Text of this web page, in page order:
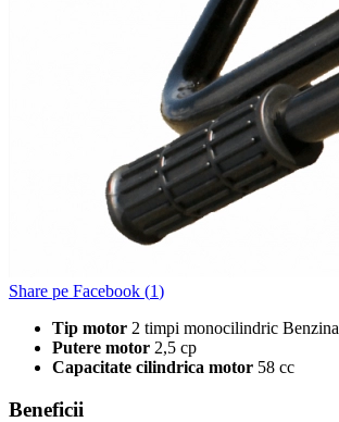
Share pe Facebook (1)
Tip motor 2 timpi monocilindric Benzina
Putere motor 2,5 cp
Capacitate cilindrica motor 58 cc
Beneficii